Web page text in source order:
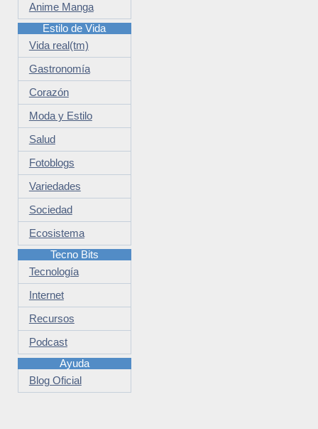
Anime Manga
Estilo de Vida
Vida real(tm)
Gastronomía
Corazón
Moda y Estilo
Salud
Fotoblogs
Variedades
Sociedad
Ecosistema
Tecno Bits
Tecnología
Internet
Recursos
Podcast
Ayuda
Blog Oficial